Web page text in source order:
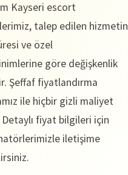
Kayseri escort
talep edilen hizmetin
ve özel
göre değişkenlik
Şeffaf fiyatlandırma
ile hiçbir gizli maliyet
fiyat bilgileri için
iletişime